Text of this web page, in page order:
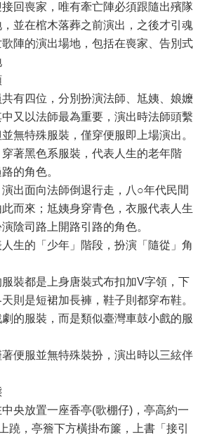
回喪家，唯有牽亡陣必須跟隨出殯隊
並在棺木落葬之前演出，之後才引魂
陣的演出場地，包括在喪家、告別式
有四位，分別扮演法師、尪姨、娘嬤
又以法師最為重要，演出時法師頭繫
無特殊服裝，僅穿便服即上場演出。
著黑色系服裝，代表人生的老年階
的角色。
出面向法師倒退行走，八○年代民間
而來；尪姨身穿青色，衣服代表人生
陰司路上開路引路的角色。
生的「少年」階段，扮演「隨從」角
裝都是上身唐裝式布扣加V字領，下
則是短裙加長褲，鞋子則都穿布鞋。
的服裝，而是類似臺灣車鼓小戲的服
便服並無特殊裝扮，演出時以三絃伴
央放置一座香亭(歌棚仔)，亭高約一
蹺，亭簷下方橫掛布簾，上書「接引